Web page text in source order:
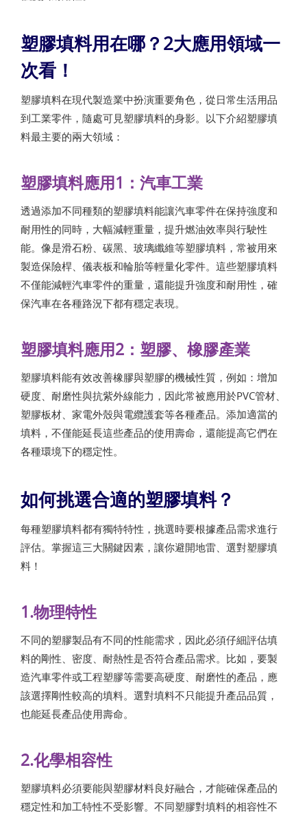
塑膠填料用在哪？2大應用領域一
次看！
塑膠填料在現代製造業中扮演重要角色，從日常生活用品
到工業零件，隨處可見塑膠填料的身影。以下介紹塑膠填
料最主要的兩大領域：
塑膠填料應用1：汽車工業
透過添加不同種類的塑膠填料能讓汽車零件在保持強度和
耐用性的同時，大幅減輕重量，提升燃油效率與行駛性
能。像是滑石粉、碳黑、玻璃纖維等塑膠填料，常被用來
製造保險桿、儀表板和輪胎等輕量化零件。這些塑膠填料
不僅能減輕汽車零件的重量，還能提升強度和耐用性，確
保汽車在各種路況下都有穩定表現。
塑膠填料應用2：塑膠、橡膠產業
塑膠填料能有效改善橡膠與塑膠的機械性質，例如：增加
硬度、耐磨性與抗紫外線能力，因此常被應用於PVC管材、
塑膠板材、家電外殼與電纜護套等各種產品。添加適當的
填料，不僅能延長這些產品的使用壽命，還能提高它們在
各種環境下的穩定性。
如何挑選合適的塑膠填料？
每種塑膠填料都有獨特特性，挑選時要根據產品需求進行
評估。掌握這三大關鍵因素，讓你避開地雷、選對塑膠填
料！
1.物理特性
不同的塑膠製品有不同的性能需求，因此必須仔細評估填
料的剛性、密度、耐熱性是否符合產品需求。比如，要製
造汽車零件或工程塑膠等需要高硬度、耐磨性的產品，應
該選擇剛性較高的填料。選對填料不只能提升產品品質，
也能延長產品使用壽命。
2.化學相容性
塑膠填料必須要能與塑膠材料良好融合，才能確保產品的
穩定性和加工特性不受影響。不同塑膠對填料的相容性不